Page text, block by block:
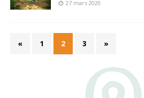
27 mars 2020
« 1 2 3 »